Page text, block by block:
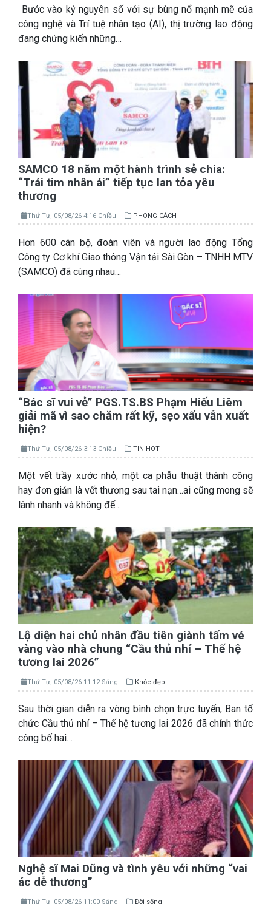
Bước vào kỷ nguyên số với sự bùng nổ mạnh mẽ của
công nghệ và Trí tuệ nhân tạo (AI), thị trường lao động
đang chứng kiến những…
SAMCO 18 năm một hành trình sẻ chia:
“Trái tim nhân ái” tiếp tục lan tỏa yêu
thương
Thứ Tư, 05/08/26 4:16 Chiều PHONG CÁCH
Hơn 600 cán bộ, đoàn viên và người lao động Tổng
Công ty Cơ khí Giao thông Vận tải Sài Gòn – TNHH MTV
(SAMCO) đã cùng nhau…
“Bác sĩ vui vẻ” PGS.TS.BS Phạm Hiếu Liêm
giải mã vì sao chăm rất kỹ, sẹo xấu vẫn xuất
hiện?
Thứ Tư, 05/08/26 3:13 Chiều TIN HOT
Một vết trầy xước nhỏ, một ca phẫu thuật thành công
hay đơn giản là vết thương sau tai nạn…ai cũng mong sẽ
lành nhanh và không để…
Lộ diện hai chủ nhân đầu tiên giành tấm vé
vàng vào nhà chung “Cầu thủ nhí – Thế hệ
tương lai 2026”
Thứ Tư, 05/08/26 11:12 Sáng Khỏe đẹp
Sau thời gian diễn ra vòng bình chọn trực tuyến, Ban tổ
chức Cầu thủ nhí – Thế hệ tương lai 2026 đã chính thức
công bố hai…
Nghệ sĩ Mai Dũng và tình yêu với những “vai
ác dễ thương”
Thứ Tư, 05/08/26 11:00 Sáng Đời sống